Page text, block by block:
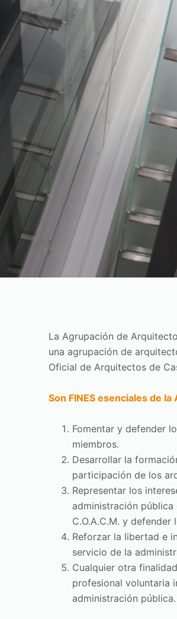
La Agrupación de
una agrupación de
Oficial de Arquitectos de
Son FINES esenciales de la
Fomentar y defender
miembros.
Desarrollar la
participación de los
Representar los
administración
C.O.A.C.M. y
Reforzar la libertad e
servicio de la
Cualquier otra
profesional voluntaria
administración pública.